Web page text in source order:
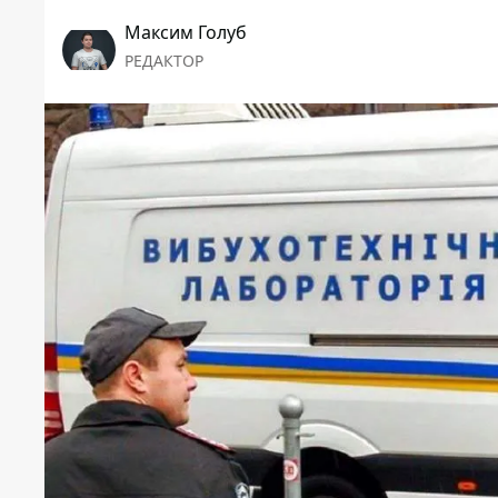
Максим Голуб
РЕДАКТОР